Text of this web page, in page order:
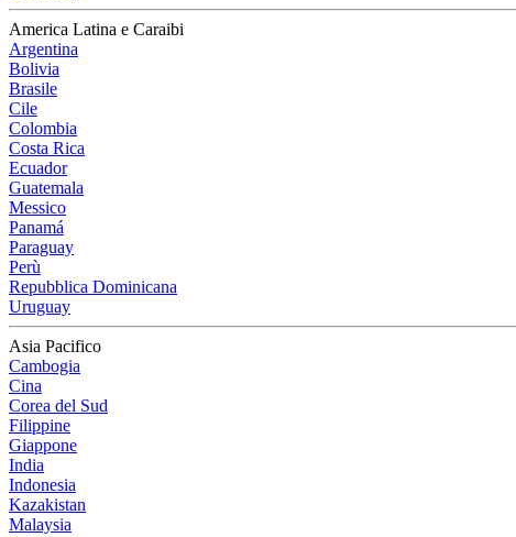
America Latina e Caraibi
Argentina
Bolivia
Brasile
Cile
Colombia
Costa Rica
Ecuador
Guatemala
Messico
Panamá
Paraguay
Perù
Repubblica Dominicana
Uruguay
Asia Pacifico
Cambogia
Cina
Corea del Sud
Filippine
Giappone
India
Indonesia
Kazakistan
Malaysia